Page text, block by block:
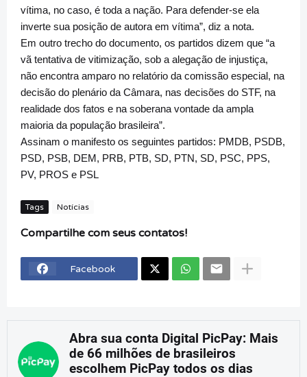
vítima, no caso, é toda a nação. Para defender-se ela
inverte sua posição de autora em vítima”, diz a nota.
Em outro trecho do documento, os partidos dizem que “a
vã tentativa de vitimização, sob a alegação de injustiça,
não encontra amparo no relatório da comissão especial, na
decisão do plenário da Câmara, nas decisões do STF, na
realidade dos fatos e na soberana vontade da ampla
maioria da população brasileira”.
Assinam o manifesto os seguintes partidos: PMDB, PSDB,
PSD, PSB, DEM, PRB, PTB, SD, PTN, SD, PSC, PPS,
PV, PROS e PSL
Tags Notícias
Compartilhe com seus contatos!
Facebook
Abra sua conta Digital PicPay: Mais
de 66 milhões de brasileiros
escolhem PicPay todos os dias